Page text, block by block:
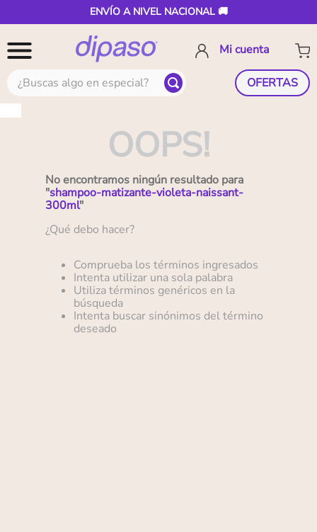
ENVÍO A NIVEL NACIONAL 🚚
¿Buscas algo en especial? OFERTAS
OOPS!
No encontramos ningún resultado para
"shampoo-matizante-violeta-naissant-
300ml"
¿Qué debo hacer?
Comprueba los términos ingresados
Intenta utilizar una sola palabra
Utiliza términos genéricos en la
búsqueda
Intenta buscar sinónimos del término
deseado